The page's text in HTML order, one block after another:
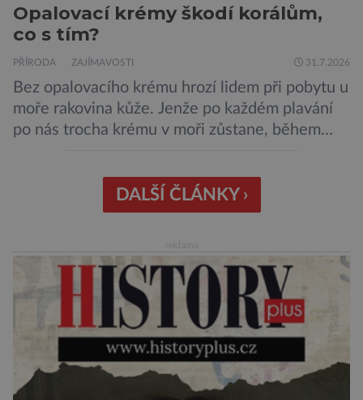
Opalovací krémy škodí korálům,
co s tím?
PŘÍRODA ZAJÍMAVOSTI 31.7.2026
Bez opalovacího krému hrozí lidem při pobytu u
moře rakovina kůže. Jenže po každém plavání
po nás trocha krému v moři zůstane, během
útesům tak voda každoročně zanese na pět
tisíc tun pro ně toxických látek z opalovacích
DALŠÍ ČLÁNKY ›